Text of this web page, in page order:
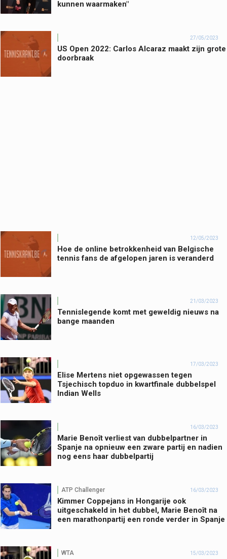
kunnen waarmaken"
27/05/2023
US Open 2022: Carlos Alcaraz maakt zijn grote
doorbraak
12/05/2023
Hoe de online betrokkenheid van Belgische
tennis fans de afgelopen jaren is veranderd
21/03/2023
Tennislegende komt met geweldig nieuws na
bange maanden
17/03/2023
Elise Mertens niet opgewassen tegen
Tsjechisch topduo in kwartfinale dubbelspel
Indian Wells
16/03/2023
Marie Benoît verliest van dubbelpartner in
Spanje na opnieuw een zware partij en nadien
nog eens haar dubbelpartij
ATP Challenger 16/03/2023
Kimmer Coppejans in Hongarije ook
uitgeschakeld in het dubbel, Marie Benoît na
een marathonpartij een ronde verder in Spanje
WTA 15/03/2023